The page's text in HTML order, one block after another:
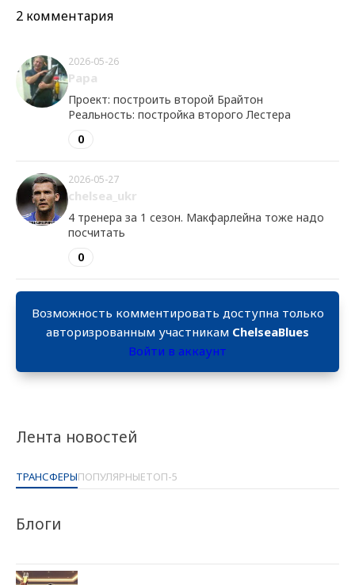
Лента новостей
ТРАНСФЕРЫПОПУЛЯРНЫЕТОП-5
Блоги
2 комментария
2026-05-26
Papa
Проект: построить второй Брайтон
Реальность: постройка второго Лестера
0
2026-05-27
chelsea_ukr
4 тренера за 1 сезон. Макфарлейна тоже надо
посчитать
0
Возможность комментировать доступна только
авторизрованным участникам ChelseaBlues
Войти в аккаунт